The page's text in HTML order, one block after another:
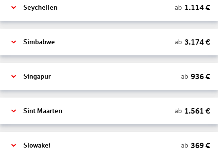
Seychellen ab 1.114€
Simbabwe ab 3.174€
Singapur ab 936€
Sint Maarten ab 1.561 €
Slowakei ab 369€